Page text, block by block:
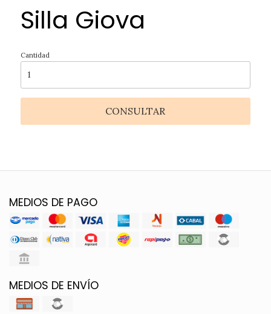
Silla Giova
Cantidad
CONSULTAR
MEDIOS DE PAGO
MEDIOS DE ENVÍO